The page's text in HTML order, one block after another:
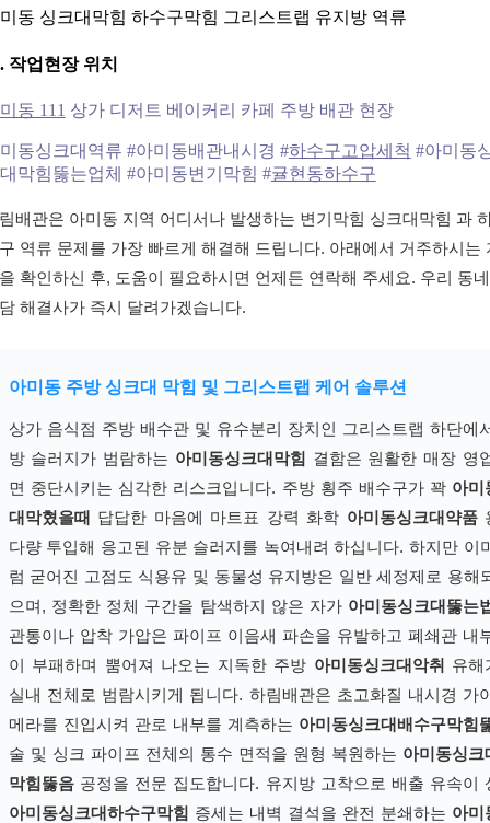
동 싱크대막힘 하수구막힘 그리스트랩 유지방 역류
작업현장 위치
동 111 상가 디저트 베이커리 카페 주방 배관 현장
동싱크대역류 #아미동배관내시경 #하수구고압세척 #아미동
막힘뚫는업체 #아미동변기막힘 #귤현동하수구
배관은 아미동 지역 어디서나 발생하는 변기막힘 싱크대막힘 과
역류 문제를 가장 빠르게 해결해 드립니다. 아래에서 거주하시는
확인하신 후, 도움이 필요하시면 언제든 연락해 주세요. 우리 동네
해결사가 즉시 달려가겠습니다.
아미동 주방 싱크대 막힘 및 그리스트랩 케어 솔루션
상가 음식점 주방 배수관 및 유수분리 장치인 그리스트랩 하단에
방 슬러지가 범람하는 아미동싱크대막힘 결함은 원활한 매장 영
면 중단시키는 심각한 리스크입니다. 주방 횡주 배수구가 꽉 아미
대막혔을때
답답한 마음에 마트표 강력 화학 아미동싱크대약품
다량 투입해 응고된 유분 슬러지를 녹여내려 하십니다. 하지만 이
럼 굳어진 고점도 식용유 및 동물성 유지방은 일반 세정제로 용해
으며, 정확한 정체 구간을 탐색하지 않은 자가 아미동싱크대뚫는
관통이나 압착 가압은 파이프 이음새 파손을 유발하고 폐쇄관 내
이 부패하며 뿜어져 나오는 지독한 주방 아미동싱크대악취
유해
실내 전체로 범람시키게 됩니다. 하림배관은 초고화질 내시경 가
메라를 진입시켜 관로 내부를 계측하는 아미동싱크대배수구막힘
술 및 싱크 파이프 전체의 통수 면적을 원형 복원하는 아미동싱크
막힘뚫음공정을 전문 집도합니다. 유지방 고착으로 배출 유속이
아미동싱크대하수구막힘 증세는 내벽 결석을 완전 분쇄하는 아미